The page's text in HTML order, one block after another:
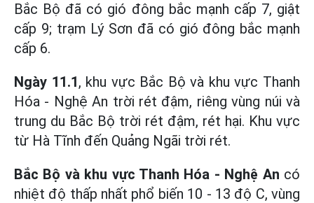
Bắc Bộ đã có gió đông bắc mạnh cấp 7, giật
cấp 9; trạm Lý Sơn đã có gió đông bắc mạnh
cấp 6.
Ngày 11.1, khu vực Bắc Bộ và khu vực Thanh
Hóa - Nghệ An trời rét đậm, riêng vùng núi và
trung du Bắc Bộ trời rét đậm, rét hại. Khu vực
từ Hà Tĩnh đến Quảng Ngãi trời rét.
Bắc Bộ và khu vực Thanh Hóa - Nghệ An có
nhiệt độ thấp nhất phổ biến 10 - 13 độ C, vùng